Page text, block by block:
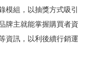
模組，以抽獎方式吸引
牌主就能掌握購買者資
資訊，以利後續行銷運